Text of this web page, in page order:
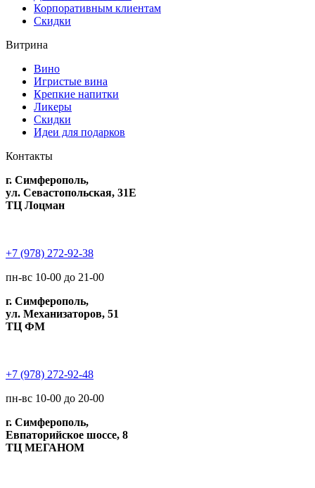
Корпоративным клиентам
Скидки
Витрина
Вино
Игристые вина
Крепкие напитки
Ликеры
Скидки
Идеи для подарков
Контакты
г. Симферополь,
ул. Севастопольская, 31Е
ТЦ Лоцман
+7 (978) 272-92-38
пн-вс 10-00 до 21-00
г. Симферополь,
ул. Механизаторов, 51
ТЦ ФМ
+7 (978) 272-92-48
пн-вс 10-00 до 20-00
г. Симферополь,
Евпаторийское шоссе, 8
ТЦ МЕГАНОМ